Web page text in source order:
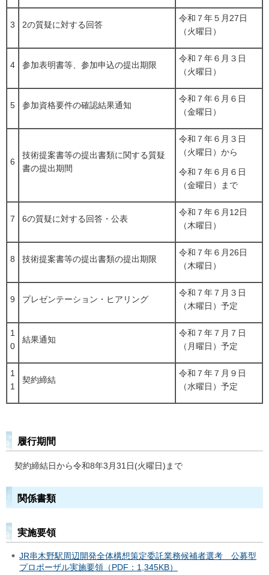
3 2の質疑に対する回答
令和７年５月27日
（火曜日）
4 参加表明書等、参加申込の提出期限
令和７年６月３日
（火曜日）
5 参加資格要件の確認結果通知
令和７年６月６日
（金曜日）
6
技術提案書等の提出書類に関する質疑
書の提出期間
令和７年６月３日
（火曜日）から
令和７年６月６日
（金曜日）まで
7 6の質疑に対する回答・公表
令和７年６月12日
（木曜日）
8 技術提案書等の提出書類の提出期限
令和７年６月26日
（木曜日）
9 プレゼンテーション・ヒアリング
令和７年７月３日
（木曜日）予定
1
0
結果通知
令和７年７月７日
（月曜日）予定
1
1
契約締結
令和７年７月９日
（水曜日）予定
履行期間
契約締結日から令和8年3月31日(火曜日)まで
関係書類
実施要領
JR串木野駅周辺開発全体構想策定委託業務候補者選考 公募型
プロポーザル実施要領（PDF：1,345KB）